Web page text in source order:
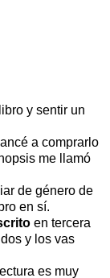
y sentir un
a comprarlo
me llamó
de género de
en sí.
en tercera
y los vas
es muy